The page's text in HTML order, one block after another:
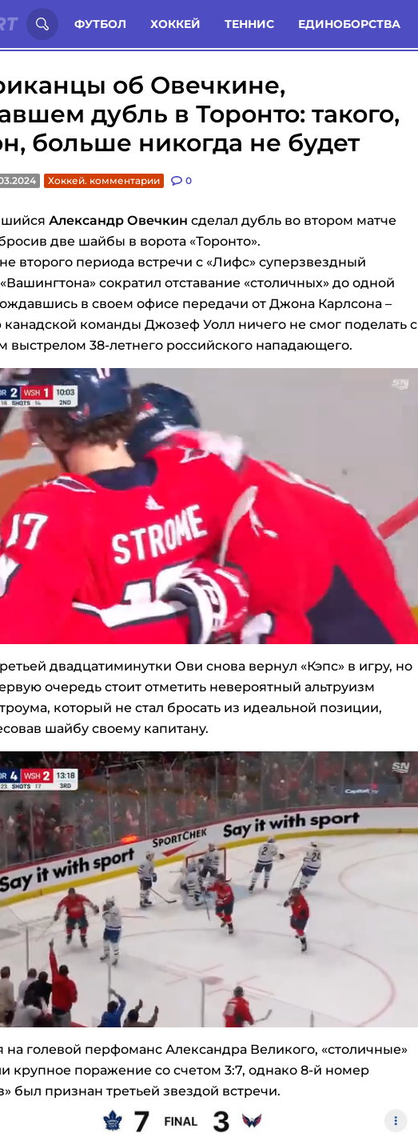
ФУТБОЛ ХОККЕЙ ТЕННИС ЕДИНОБОРСТВА
о спорте России: Статьи Комменты Новости
об Овечкине,
дубль в Торонто: такого,
больше никогда не будет
Хоккей. комментарии 0
Александр Овечкин сделал дубль во втором матче
две шайбы в ворота «Торонто».
второго периода встречи с «Лифс» суперзвездный
сократил отставание «столичных» до одной
в своем офисе передачи от Джона Карлсона –
канадской команды Джозеф Уолл ничего не смог поделать с
выстрелом 38-летнего российского нападающего.
двадцатиминутки Ови снова вернул «Кэпс» в игру, но
очередь стоит отметить невероятный альтруизм
который не стал бросать из идеальной позиции,
шайбу своему капитану.
на голевой перфоманс Александра Великого, «столичные»
крупное поражение со счетом 3:7, однако 8-й номер
был признан третьей звездой встречи.